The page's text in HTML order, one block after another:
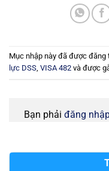
Mục nhập này đã được đăng
lực DSS, VISA 482 và được
Bạn phải đăng